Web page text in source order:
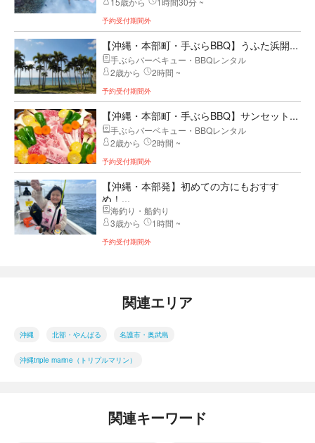
予約受付期間外
【沖縄・本部町・手ぶらBBQ】うふた浜開...
手ぶらバーベキュー・BBQレンタル
2歳から
2時間 ~
予約受付期間外
【沖縄・本部町・手ぶらBBQ】サンセット...
手ぶらバーベキュー・BBQレンタル
2歳から
2時間 ~
予約受付期間外
【沖縄・本部発】初めての方にもおすす
め！...
海釣り・船釣り
3歳から
1時間 ~
予約受付期間外
関連エリア
沖縄 北部・やんばる 名護市・奥武島
沖縄triple marine（トリプルマリン）
関連キーワード